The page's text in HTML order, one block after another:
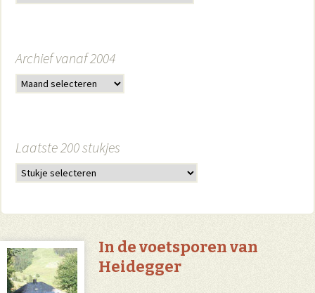
Archief vanaf 2004
Laatste 200 stukjes
In de voetsporen van
Heidegger